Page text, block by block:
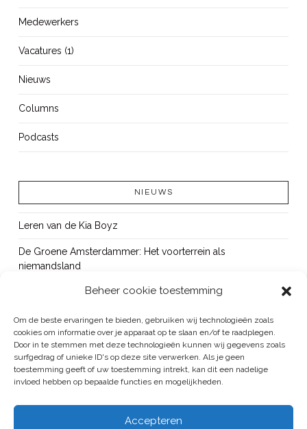
Beheer cookie toestemming
Om de beste ervaringen te bieden, gebruiken wij technologieën zoals
cookies om informatie over je apparaat op te slaan en/of te raadplegen.
Door in te stemmen met deze technologieën kunnen wij gegevens zoals
surfgedrag of unieke ID's op deze site verwerken. Als je geen
toestemming geeft of uw toestemming intrekt, kan dit een nadelige
invloed hebben op bepaalde functies en mogelijkheden.
Accepteren
Medewerkers
Vacatures (1)
Nieuws
Columns
Podcasts
NIEUWS
Leren van de Kia Boyz
De Groene Amsterdammer: Het voorterrein als
niemandsland
Cursus Wapens op school: signaleren, duiden en handelen
OUT!
Bureau Beke ontwikkelt jeugdmonitor Aruba
GROEP